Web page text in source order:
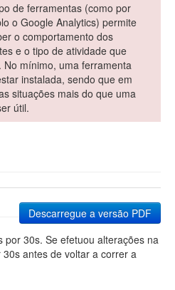
de ferramentas (como por
o Google Analytics) permite
o comportamento dos
e o tipo de atividade que
No mínimo, uma ferramenta
instalada, sendo que em
situações mais do que uma
útil.
Descarregue a versão PDF
por 30s. Se efetuou alterações na
antes de voltar a correr a